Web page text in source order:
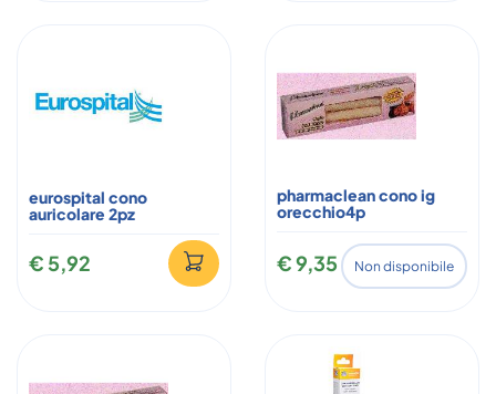
eurospital cono
auricolare 2pz
€ 5,92
pharmaclean cono ig
orecchio4p
€ 9,35 Non disponibile